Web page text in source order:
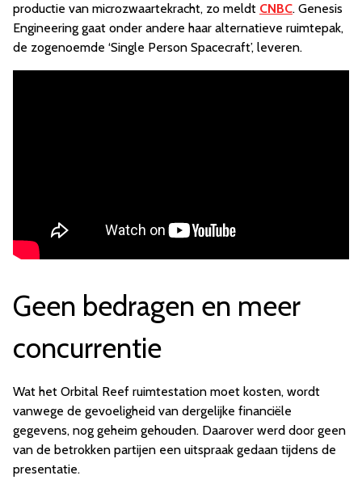
productie van microzwaartekracht, zo meldt CNBC. Genesis
Engineering gaat onder andere haar alternatieve ruimtepak,
de zogenoemde ‘Single Person Spacecraft’, leveren.
Geen bedragen en meer
concurrentie
Wat het Orbital Reef ruimtestation moet kosten, wordt
vanwege de gevoeligheid van dergelijke financiële
gegevens, nog geheim gehouden. Daarover werd door geen
van de betrokken partijen een uitspraak gedaan tijdens de
presentatie.